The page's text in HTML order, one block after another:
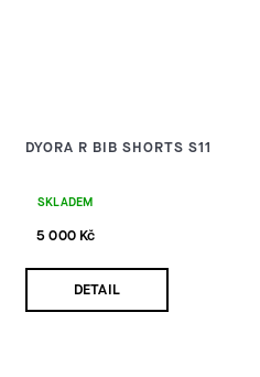
DYORA R BIB SHORTS S11
SKLADEM
5 000 Kč
DETAIL